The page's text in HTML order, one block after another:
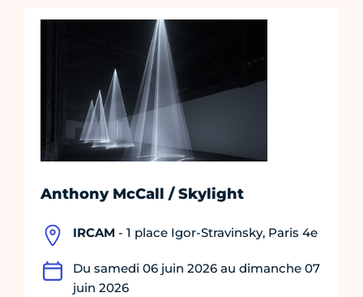
Anthony McCall / Skylight
IRCAM - 1 place Igor-Stravinsky, Paris 4e
Du samedi 06 juin 2026 au dimanche 07
juin 2026